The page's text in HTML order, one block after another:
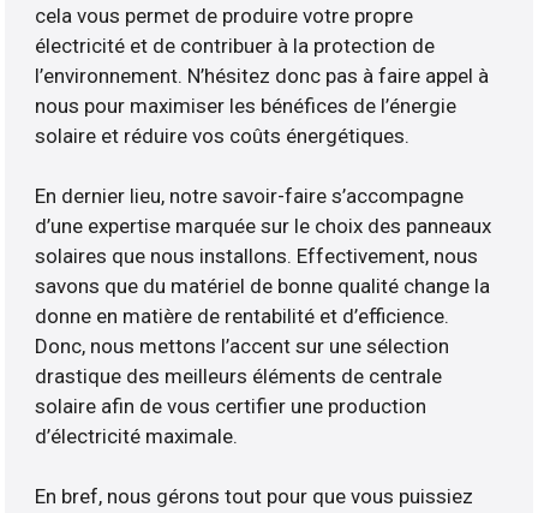
cela vous permet de produire votre propre
électricité et de contribuer à la protection de
l’environnement. N’hésitez donc pas à faire appel à
nous pour maximiser les bénéfices de l’énergie
solaire et réduire vos coûts énergétiques.
En dernier lieu, notre savoir-faire s’accompagne
d’une expertise marquée sur le choix des panneaux
solaires que nous installons. Effectivement, nous
savons que du matériel de bonne qualité change la
donne en matière de rentabilité et d’efficience.
Donc, nous mettons l’accent sur une sélection
drastique des meilleurs éléments de centrale
solaire afin de vous certifier une production
d’électricité maximale.
En bref, nous gérons tout pour que vous puissiez